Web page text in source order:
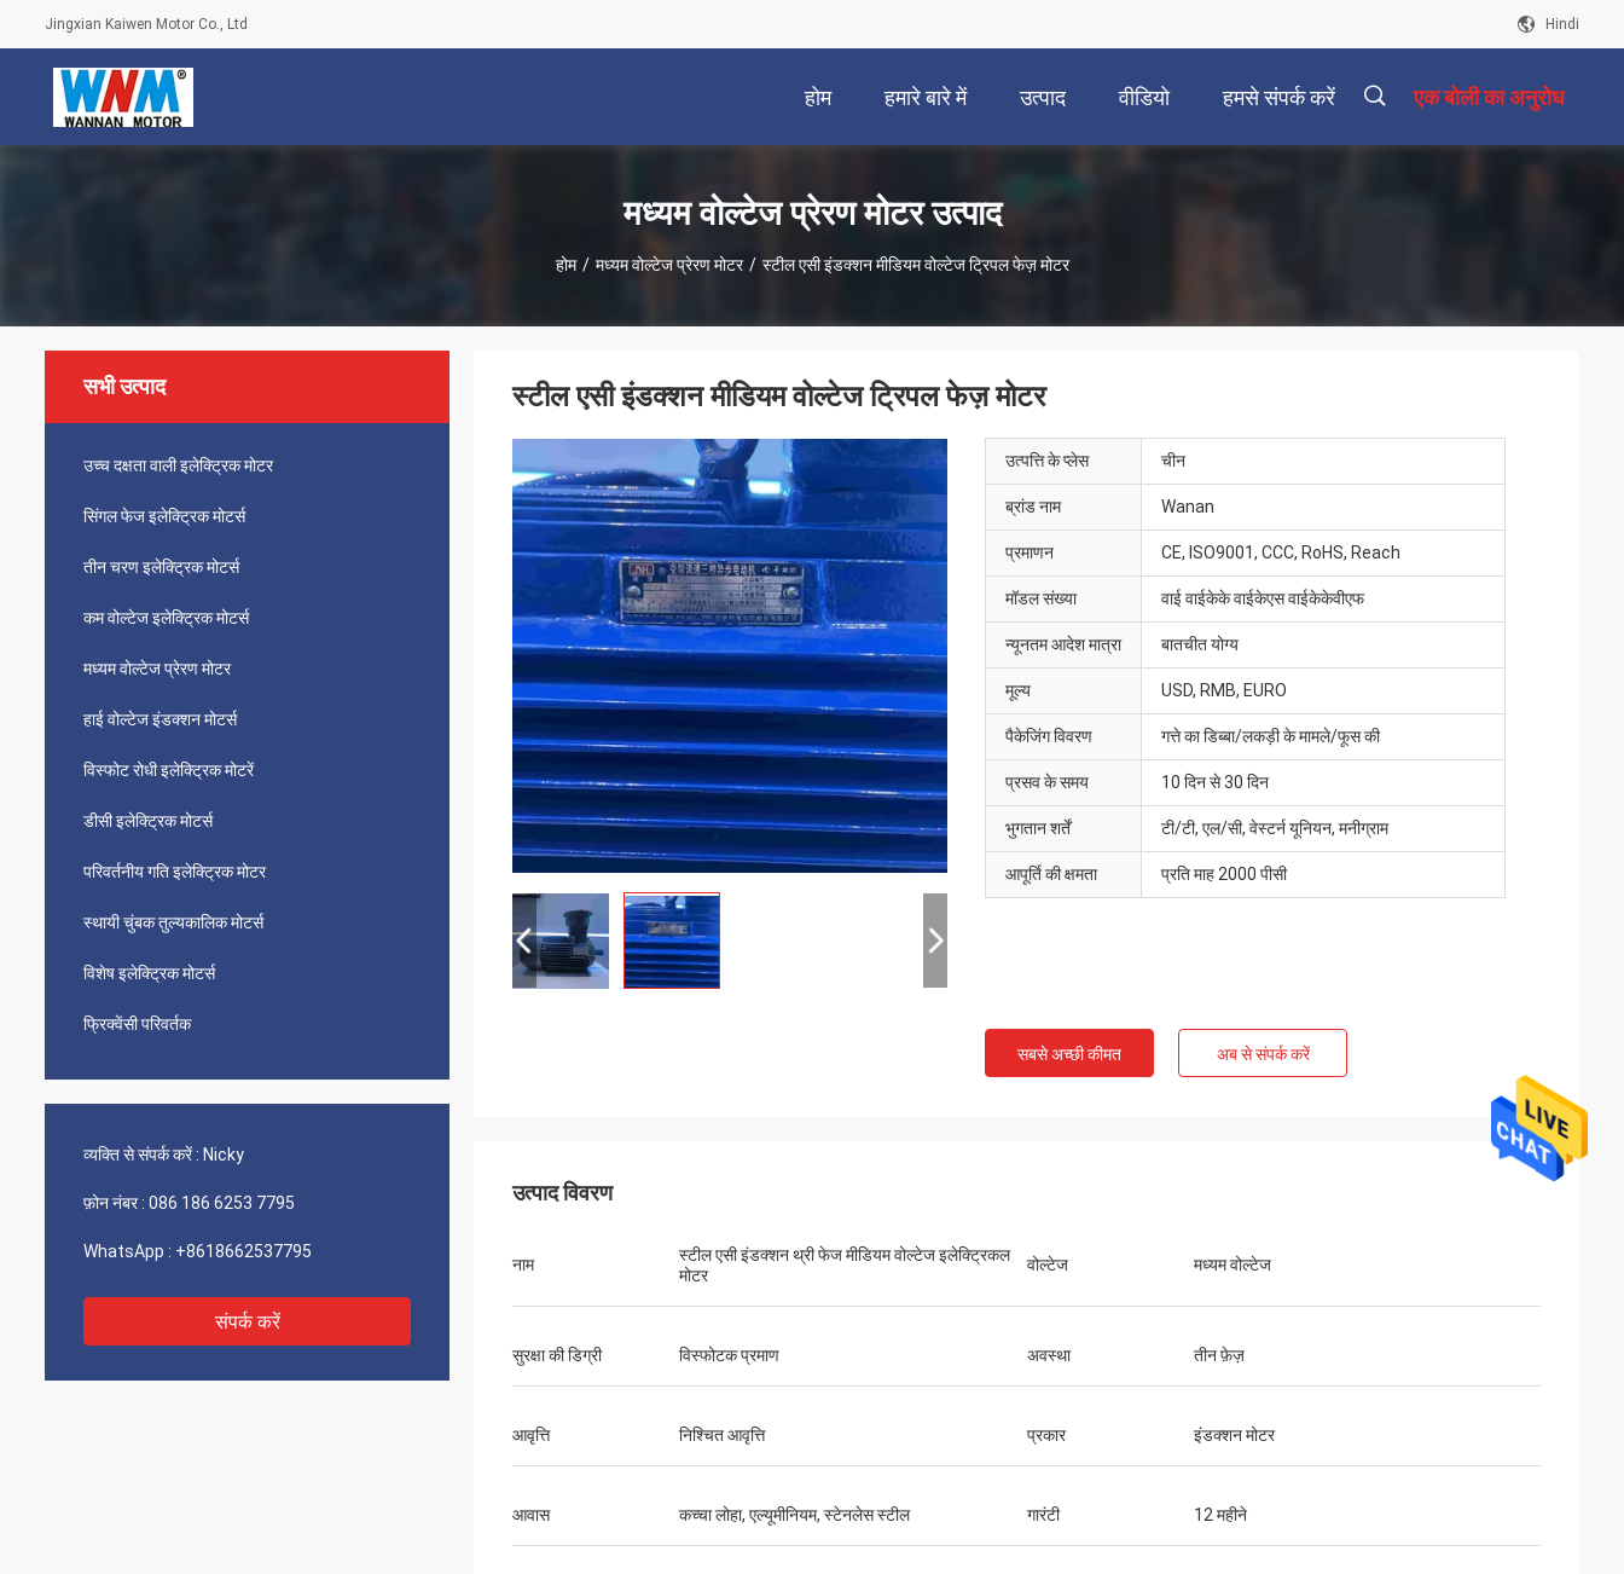
Jingxian Kaiwen Motor Co., Ltd Hindi
होम हमारे बारे में उत्पाद वीडियो हमसे संपर्क करें एक बोली का अनुरोध
मध्यम वोल्टेज प्रेरण मोटर उत्पाद
होम / मध्यम वोल्टेज प्रेरण मोटर / स्टील एसी इंडक्शन मीडियम वोल्टेज ट्रिपल फेज़ मोटर
सभी उत्पाद
उच्च दक्षता वाली इलेक्ट्रिक मोटर
सिंगल फेज इलेक्ट्रिक मोटर्स
तीन चरण इलेक्ट्रिक मोटर्स
कम वोल्टेज इलेक्ट्रिक मोटर्स
मध्यम वोल्टेज प्रेरण मोटर
हाई वोल्टेज इंडक्शन मोटर्स
विस्फोट रोधी इलेक्ट्रिक मोटरें
डीसी इलेक्ट्रिक मोटर्स
परिवर्तनीय गति इलेक्ट्रिक मोटर
स्थायी चुंबक तुल्यकालिक मोटर्स
विशेष इलेक्ट्रिक मोटर्स
फ्रिक्वेंसी परिवर्तक
व्यक्ति से संपर्क करें : Nicky
फ़ोन नंबर : 086 186 6253 7795
WhatsApp : +8618662537795
संपर्क करें
स्टील एसी इंडक्शन मीडियम वोल्टेज ट्रिपल फेज़ मोटर
उत्पत्ति के प्लेस चीन
ब्रांड नाम Wanan
प्रमाणन CE, ISO9001, CCC, RoHS, Reach
मॉडल संख्या वाई वाईकेके वाईकेएस वाईकेकेवीएफ
न्यूनतम आदेश मात्रा बातचीत योग्य
मूल्य USD, RMB, EURO
पैकेजिंग विवरण गत्ते का डिब्बा/लकड़ी के मामले/फूस की
प्रसव के समय 10 दिन से 30 दिन
भुगतान शर्तें टी/टी, एल/सी, वेस्टर्न यूनियन, मनीग्राम
आपूर्ति की क्षमता प्रति माह 2000 पीसी
सबसे अच्छी कीमत अब से संपर्क करें
उत्पाद विवरण
नाम
स्टील एसी इंडक्शन थ्री फेज मीडियम वोल्टेज इलेक्ट्रिकल
मोटर
वोल्टेज मध्यम वोल्टेज
सुरक्षा की डिग्री विस्फोटक प्रमाण अवस्था तीन फ़ेज़
आवृत्ति निश्चित आवृत्ति प्रकार इंडक्शन मोटर
आवास कच्चा लोहा, एल्यूमीनियम, स्टेनलेस स्टील गारंटी 12 महीने